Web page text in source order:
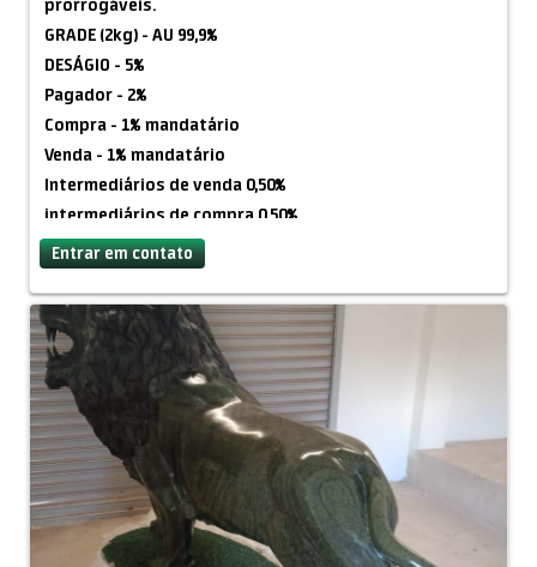
parceria, garantindo segurança e clareza para todas as
prorrogáveis.
GRADE (2kg) - AU 99,9%
DESÁGIO - 5%
Pagador - 2%
Compra - 1% mandatário
Venda - 1% mandatário
Intermediários de venda 0,50%
intermediários de compra 0,50%
Pagamento em espécie, (dinheiro no chão) ou PIX.
Retirar no centro de São Paulo.
Pode ser Pix.
CIS do comprador, CIS do mandatário, e carta do
mandatário, LOI de acordo com a grade.
Após aprovação da documentação, será feito uma
vídeo chamada, de um lado faz a prova de vida do AU,
do outro lado demonstra a prova de fundos,
capacidade de comprar/pagar, somente PIX ou dinheiro
em espécie.
Entrar em contato